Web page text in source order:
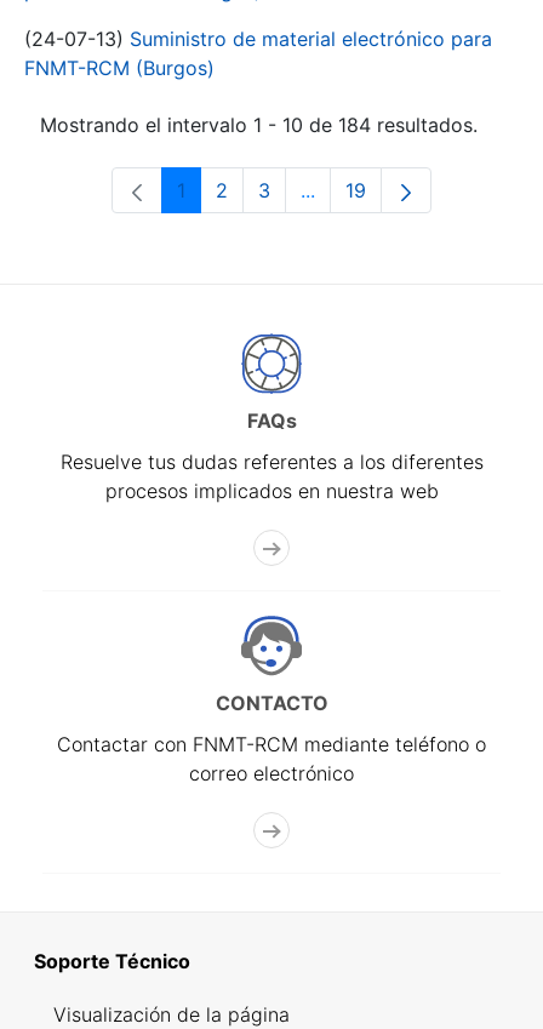
(24-07-13) Suministro de material electrónico para
FNMT-RCM (Burgos)
Mostrando el intervalo 1 - 10 de 184 resultados.
Página
1 Página
2 Página
3 ...Páginas intermedias Use
Página
19
FAQs
Resuelve tus dudas referentes a los diferentes
procesos implicados en nuestra web
CONTACTO
Contactar con FNMT-RCM mediante teléfono o
correo electrónico
Soporte Técnico
Visualización de la página